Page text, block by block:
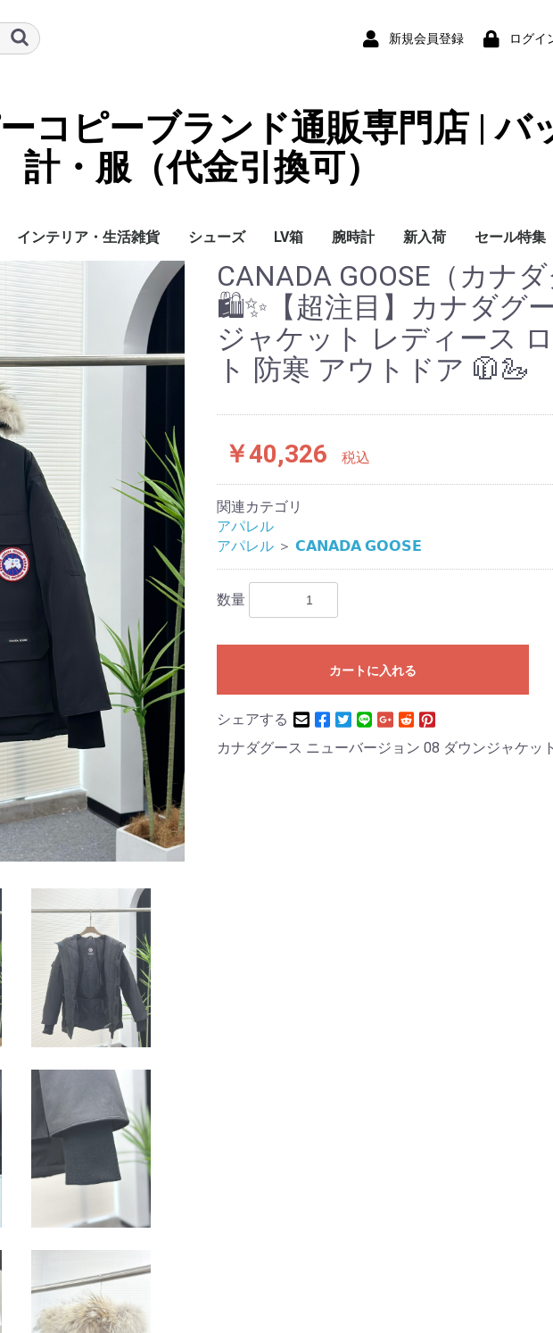
新規会員登録 ログイ
コピーブランド通販専門店 | バ
計・服（代金引換可）
ース
ス・アイウェ
リー
/スカーフ LOUIS VUITTON
CHANEL
HERMES
GUCCI
DIOR
FENDI
LINEID：0109shop
ャーム
トラップ
コイン）ケー
ス
セサリー
インテリア・生活雑貨
寝具
ブランケット
カーペット絨毯
クッションカバー/ク
ッション
小物入れ収納ボックス
バスタオル
QRコード
シューズ
レディース/女性用
メンズ/男性用
Gucci
Chanel
LV箱 腕時計
Omega
Rolex
Cartier
Chanel
新入荷 セール特集
CANADA GOOSE（カナダ
🛍️✨【超注目】カナダグ
ジャケット レディース
ト 防寒 アウトドア 🧥🦢
￥40,326 税込
関連カテゴリ
アパレル
アパレル ＞ 𝗖𝗔𝗡𝗔𝗗𝗔 𝗚𝗢𝗢𝗦𝗘
数量
カートに入れる
シェアする
カナダグース ニューバージョン 08 ダウンジャケッ